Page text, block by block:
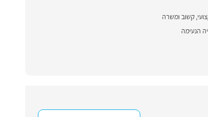
קשוב ומשרה
הנעימה